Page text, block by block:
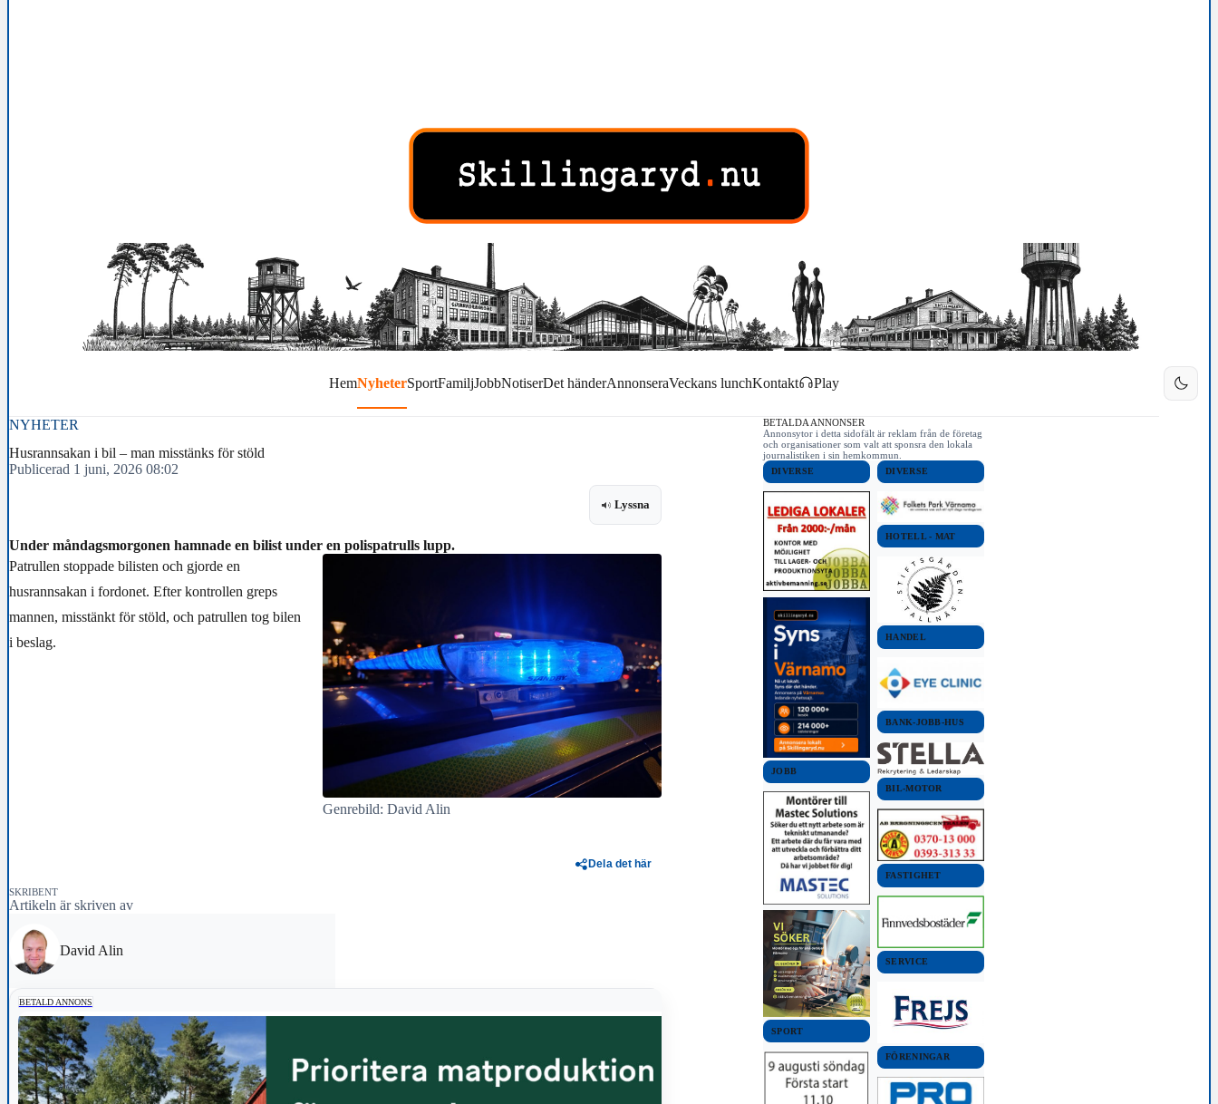
HemNyheterSportFamiljJobbNotiserDet händerAnnonseraVeckans lunchKontakt Play
NYHETER
Husrannsakan i bil – man misstänks för stöld
Publicerad 1 juni, 2026 08:02
Lyssna
Under måndagsmorgonen hamnade en bilist under en polispatrulls lupp.
Genrebild: David Alin
Patrullen stoppade bilisten och gjorde en
husrannsakan i fordonet. Efter kontrollen greps
mannen, misstänkt för stöld, och patrullen tog bilen
i beslag.
Dela det här
SKRIBENT
Artikeln är skriven av
David Alin
BETALD ANNONS
BETALDA ANNONSER
Annonsytor i detta sidofält är reklam från de företag
och organisationer som valt att sponsra den lokala
journalistiken i sin hemkommun.
DIVERSE
JOBB
SPORT
DIVERSE
HOTELL - MAT
HANDEL
BANK-JOBB-HUS
BIL-MOTOR
FASTIGHET
SERVICE
FÖRENINGAR